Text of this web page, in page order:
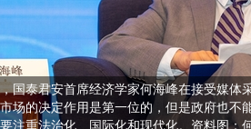
国泰君安首席经济学家何海峰在接受媒体
场的决定作用是第一位的，但是政府也不
注重法治化、国际化和现代化。资料图：